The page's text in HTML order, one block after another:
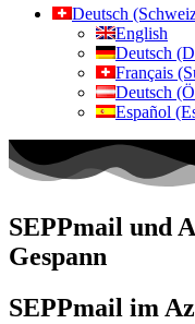
Deutsch
English
Deutsch
Français
Deutsch
Español
SEPPmail und
Gespann
SEPPmail im